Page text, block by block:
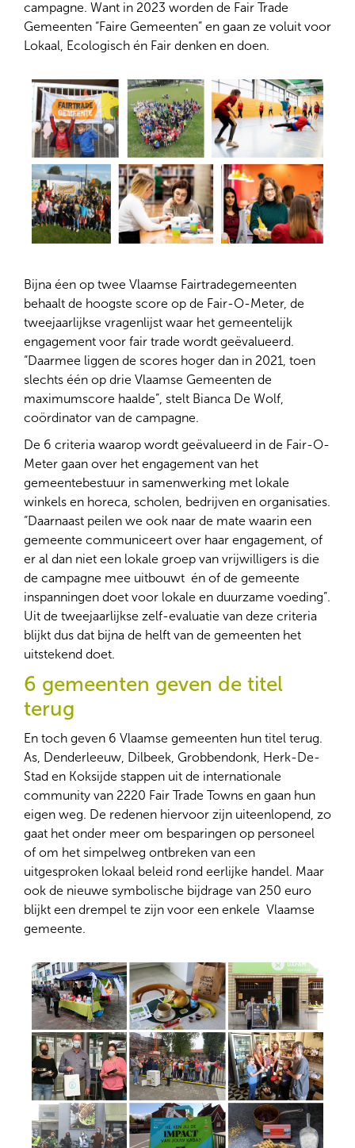
campagne. Want in 2023 worden de Fair Trade
Gemeenten “Faire Gemeenten” en gaan ze voluit voor
Lokaal, Ecologisch én Fair denken en doen.
Bijna éen op twee Vlaamse Fairtradegemeenten
behaalt de hoogste score op de Fair-O-Meter, de
tweejaarlijkse vragenlijst waar het gemeentelijk
engagement voor fair trade wordt geëvalueerd.
“Daarmee liggen de scores hoger dan in 2021, toen
slechts één op drie Vlaamse Gemeenten de
maximumscore haalde”, stelt Bianca De Wolf,
coördinator van de campagne.
De 6 criteria waarop wordt geëvalueerd in de Fair-O-
Meter gaan over het engagement van het
gemeentebestuur in samenwerking met lokale
winkels en horeca, scholen, bedrijven en organisaties.
“Daarnaast peilen we ook naar de mate waarin een
gemeente communiceert over haar engagement, of
er al dan niet een lokale groep van vrijwilligers is die
de campagne mee uitbouwt ​ én of de gemeente
inspanningen doet voor lokale en duurzame voeding”.
Uit de tweejaarlijkse zelf-evaluatie van deze criteria
blijkt dus dat bijna de helft van de gemeenten het
uitstekend doet.
6 gemeenten geven de titel
terug
En toch geven 6 Vlaamse gemeenten hun titel terug.
As, Denderleeuw, Dilbeek, Grobbendonk, Herk-De-
Stad en Koksijde stappen uit de internationale
community van 2220 Fair Trade Towns en gaan hun
eigen weg. De redenen hiervoor zijn uiteenlopend, zo
gaat het onder meer om besparingen op personeel ​
of om het simpelweg ontbreken van een
uitgesproken lokaal beleid rond eerlijke handel. Maar
ook de nieuwe symbolische bijdrage van 250 euro
blijkt een drempel te zijn voor een enkele ​ Vlaamse
gemeente.